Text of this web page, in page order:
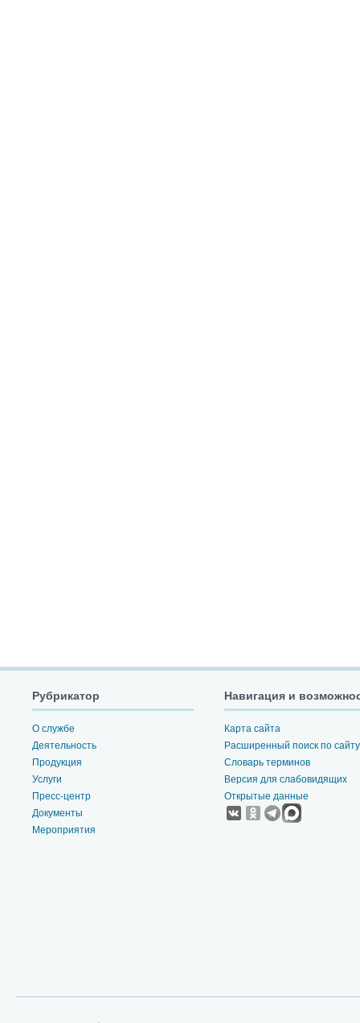
Рубрикатор
О службе
Деятельность
Продукция
Услуги
Пресс-центр
Документы
Мероприятия
Навигация и
Карта сайта
Расширенный поиск по сайту
Словарь терминов
Версия для слабовидящих
Открытые данные